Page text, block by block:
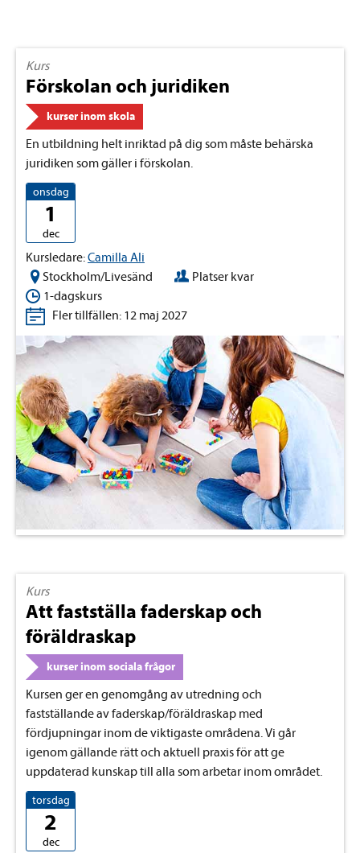
Kurs
Förskolan och juridiken
kurser inom skola
En utbildning helt inriktad på dig som måste behärska
juridiken som gäller i förskolan.
onsdag
1
dec
Kursledare:Camilla Ali
Stockholm/Livesänd
Platser kvar
1-dagskurs
Fler tillfällen: 12 maj 2027
Kurs
Att fastställa faderskap och
föräldraskap
kurser inom sociala frågor
Kursen ger en genomgång av utredning och
fastställande av faderskap/föräldraskap med
fördjupningar inom de viktigaste områdena. Vi går
igenom gällande rätt och aktuell praxis för att ge
uppdaterad kunskap till alla som arbetar inom området.
torsdag
2
dec